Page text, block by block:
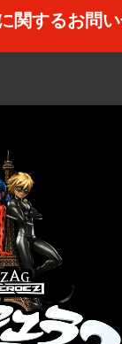
関するお問